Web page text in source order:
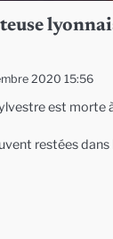
2020 15:56
est morte
restées dans